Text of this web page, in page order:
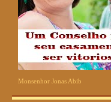
Monsenhor Jonas Abib